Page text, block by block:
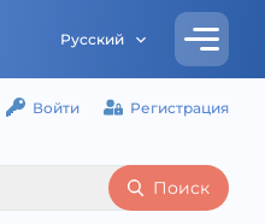
Русский
Войти Регистрация
Поиск